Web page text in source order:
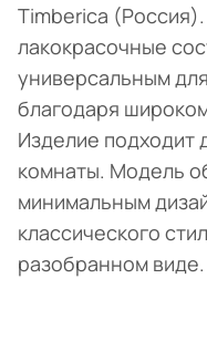
Timberica
лакокрасочные
универсальным
благодаря
Изделие подходит
комнаты. Модель
минимальным
классического
разобранном виде.